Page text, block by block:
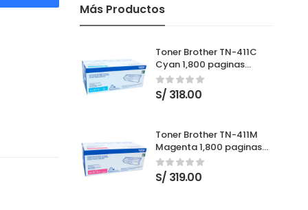
Más Productos
Toner Brother TN-411C
Cyan 1,800 paginas
Nuevo
S/ 318.00
Toner Brother TN-411M
Magenta 1,800 paginas
Nuevo
S/ 319.00